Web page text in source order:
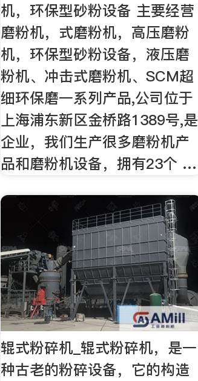
机，环保型砂粉设备 主要经营
磨粉机，式磨粉机，高压磨粉
机，环保型砂粉设备，液压磨
粉机、冲击式磨粉机、SCM超
细环保磨一系列产品,公司位于
上海浦东新区金桥路1389号,是
企业，我们生产很多磨粉机产
品和磨粉机设备，拥有23个 …
辊式粉碎机_辊式粉碎机，是一
种古老的粉碎设备，它的构造